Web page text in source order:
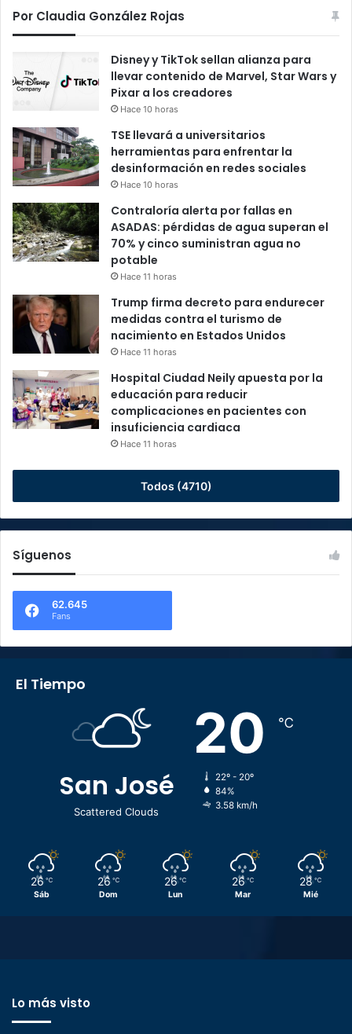
Por Claudia González Rojas
Disney y TikTok sellan alianza para
llevar contenido de Marvel, Star Wars y
Pixar a los creadores
Hace 10 horas
TSE llevará a universitarios
herramientas para enfrentar la
desinformación en redes sociales
Hace 10 horas
Contraloría alerta por fallas en
ASADAS: pérdidas de agua superan el
70% y cinco suministran agua no
potable
Hace 11 horas
Trump firma decreto para endurecer
medidas contra el turismo de
nacimiento en Estados Unidos
Hace 11 horas
Hospital Ciudad Neily apuesta por la
educación para reducir
complicaciones en pacientes con
insuficiencia cardiaca
Hace 11 horas
Todos (4710)
Síguenos
62.645
Fans
El Tiempo
San José
Scattered Clouds
20 ℃
22º - 20º
84%
3.58 km/h
26 ℃
Sáb
26 ℃
Dom
26 ℃
Lun
26 ℃
Mar
28 ℃
Mié
Lo más visto